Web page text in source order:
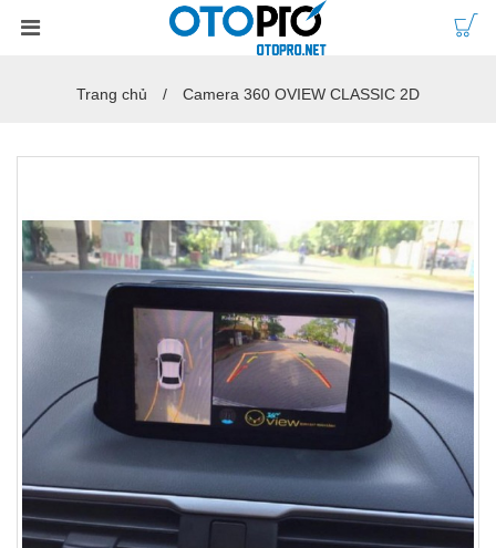
Trang chủ Camera 360 OVIEW CLASSIC 2D